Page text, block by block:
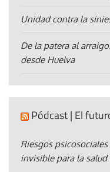
Unidad contra la
De la patera al
desde Huelva
Pódcast | El
Riesgos
invisible para la